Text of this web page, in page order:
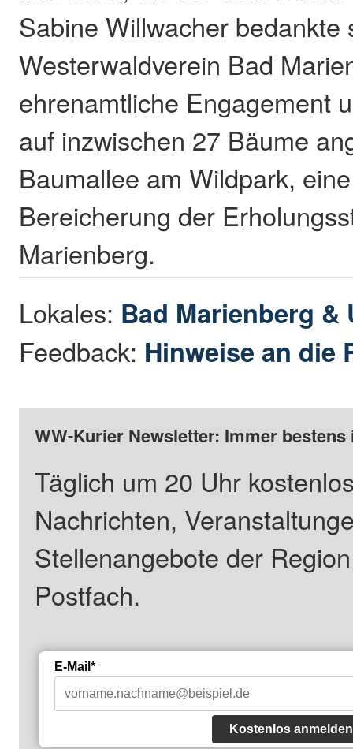
Sabine Willwacher bedankte
Westerwaldverein Bad
ehrenamtliche Engagement
auf inzwischen 27 Bäume
Baumallee am Wildpark,
Bereicherung der
Marienberg.
Lokales: Bad Marienberg &
Feedback: Hinweise an die
WW-Kurier Newsletter: Immer
Täglich um 20 Uhr
Nachrichten,
Stellenangebote der
Postfach.
E-Mail*
Kostenlos anmelden